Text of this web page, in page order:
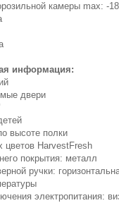
камеры max: -
информация:
двери
высоте полки
цветов HarvestFresh
покрытия: металл
ручки:
электропитания: